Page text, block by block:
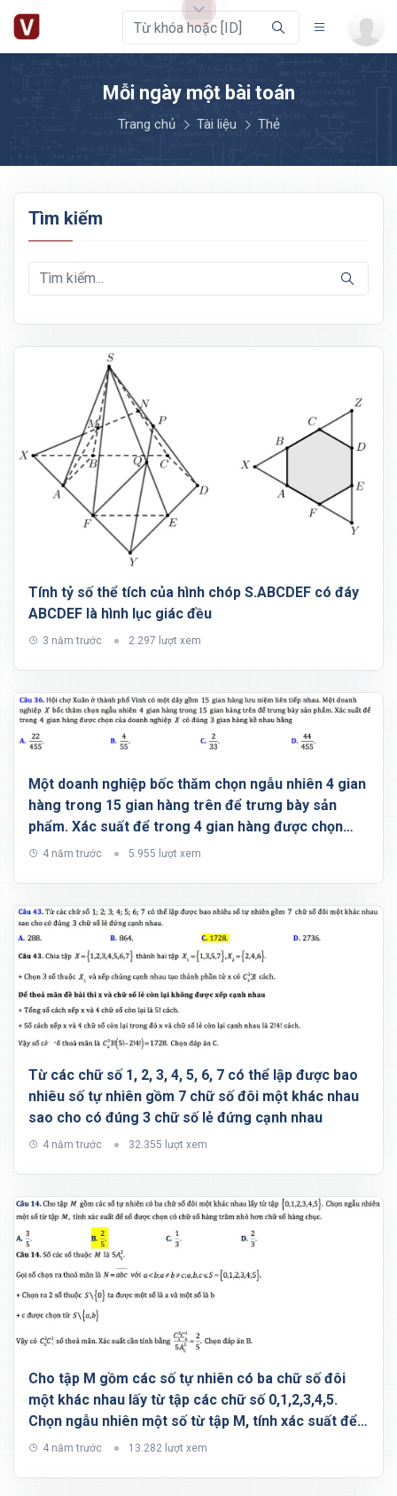
Mỗi ngày một bài toán
Trang chủ Tài liệu Thẻ
Tìm kiếm
Tính tỷ số thể tích của hình chóp S.ABCDEF có đáy
ABCDEF là hình lục giác đều
3 năm trước 2.297 lượt xem
Một doanh nghiệp bốc thăm chọn ngẫu nhiên 4 gian
hàng trong 15 gian hàng trên để trưng bày sản
phẩm. Xác suất để trong 4 gian hàng được chọn
của doanh nghiệp có đúng 3 gian hàng kề nhau
4 năm trước 5.955 lượt xem
Từ các chữ số 1, 2, 3, 4, 5, 6, 7 có thể lập được bao
nhiêu số tự nhiên gồm 7 chữ số đôi một khác nhau
sao cho có đúng 3 chữ số lẻ đứng cạnh nhau
4 năm trước 32.355 lượt xem
Cho tập M gồm các số tự nhiên có ba chữ số đôi
một khác nhau lấy từ tập các chữ số 0,1,2,3,4,5.
Chọn ngẫu nhiên một số từ tập M, tính xác suất để
số được chọn có chữ số hàng trăm nhỏ hơn chữ số
4 năm trước 13.282 lượt xem